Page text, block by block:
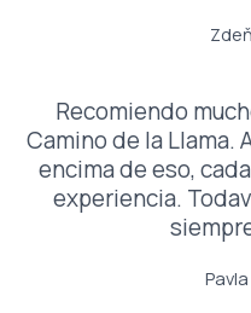
Recomiendo
Camino de la Llama.
encima de eso,
experiencia.